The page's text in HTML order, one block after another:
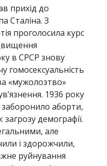
прихід до
Сталіна. З
проголосила курс
в СРСР знову
гомосексуальність
«мужолозтво»
1936 року
аборти,
демографії.
але
і здорожчили,
руйнування